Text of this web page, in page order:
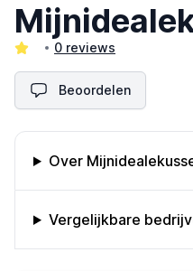
0 reviews
Beoordelen
Omschrijving bedrijf
Over
Vergelijkbare